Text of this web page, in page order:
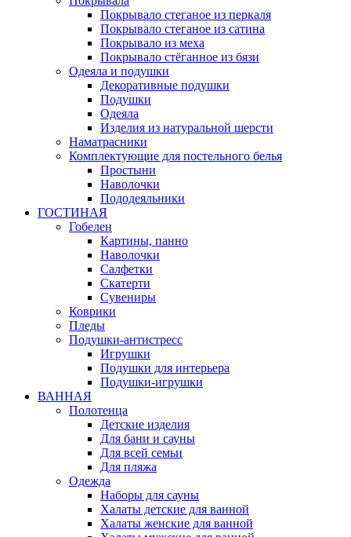
Покрывало стеганое из перкаля
Покрывало стеганое из сатина
Покрывало из меха
Покрывало стёганное из бязи
Одеяла и подушки
Декоративные подушки
Подушки
Одеяла
Изделия из натуральной шерсти
Наматраcники
Комплектующие для постельного белья
Простыни
Наволочки
Пододеяльники
ГОСТИНАЯ
Гобелен
Картины, панно
Наволочки
Салфетки
Скатерти
Сувениры
Коврики
Пледы
Подушки-антистресс
Игрушки
Подушки для интерьера
Подушки-игрушки
ВАННАЯ
Полотенца
Детские изделия
Для бани и сауны
Для всей семьи
Для пляжа
Одежда
Наборы для сауны
Халаты детские для ванной
Халаты женские для ванной